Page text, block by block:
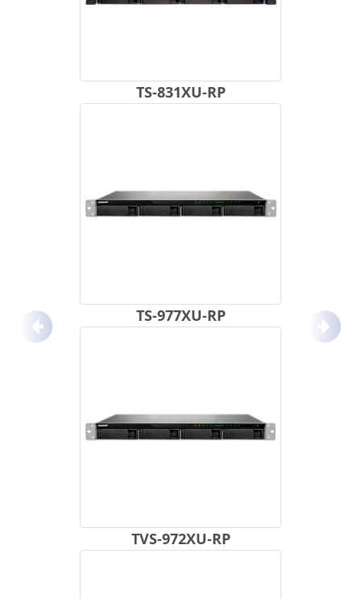
TS-831XU-RP
TS-977XU-RP
TVS-972XU-RP
Anterior